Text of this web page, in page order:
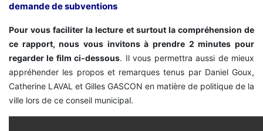
demande de subventions
Pour vous faciliter la lecture et surtout la compréhension de
ce rapport, nous vous invitons à prendre 2 minutes pour
regarder le film ci-dessous. Il vous permettra aussi de mieux
appréhender les propos et remarques tenus par Daniel Goux,
Catherine LAVAL et Gilles GASCON en matière de politique de la
ville lors de ce conseil municipal.